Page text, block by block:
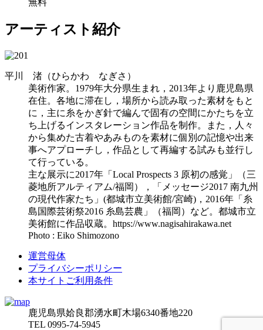
アーティスト紹介
平川 渚（ひらかわ なぎさ）
美術作家。1979年大分県生まれ，2013年より鹿児島県
在住。各地に滞在し，場所から読み取った素材をもと
に，主に糸をかぎ針で編んで固有の空間にかたちを立
ち上げるインスタレーション作品を制作。また，人々
から集めた古着やあみものを素材に個別の記憶や出来
事へアプローチし，作品として再編する試みも並行し
て行っている。
主な展示に2017年「Local Prospects 3 原初の感覚」（三
菱地所アルティアム/福岡），「メッセージ2017 南九州
の現代作家たち」(都城市立美術館/宮崎)，2016年「糸
島国際芸術祭2016 糸島芸農」（福岡）など。都城市立
美術館に作品収蔵。https://www.nagisahirakawa.net
Photo : Eiko Shimozono
運営母体
プライバシーポリシー
本サイトご利用条件
鹿児島県姶良郡湧水町木場6340番地220
TEL 0995-74-5945